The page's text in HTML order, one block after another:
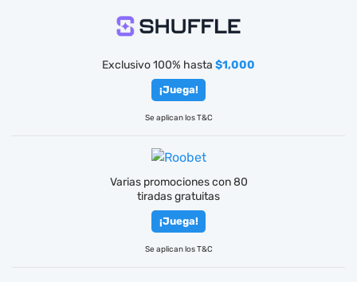
Exclusivo 100% hasta $1,000
¡Juega!
Se aplican los T&C
Varias promociones con 80
tiradas gratuitas
¡Juega!
Se aplican los T&C